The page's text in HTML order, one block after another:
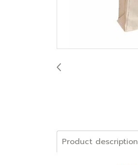
Product description